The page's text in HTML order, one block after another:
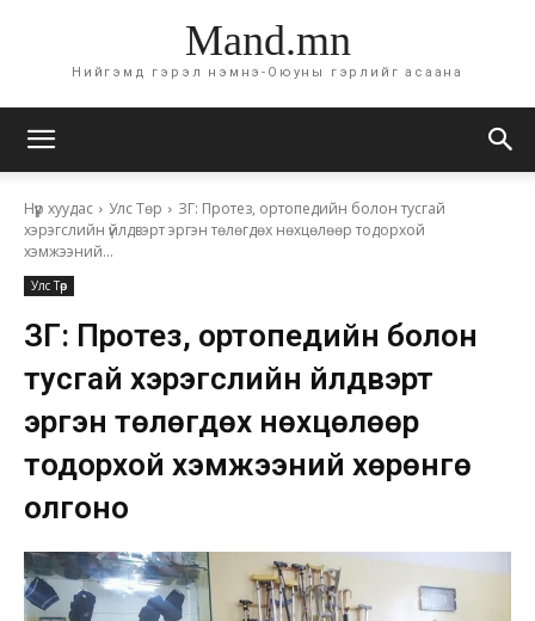
Mand.mn
Нийгэмд гэрэл нэмнэ-Оюуны гэрлийг асаана
Нүүр хуудас Улс Төр
ЗГ: Протез, ортопедийн болон тусгай
хэрэгслийн үйлдвэрт эргэн төлөгдөх нөхцөлөөр тодорхой
хэмжээний...
Улс Төр
ЗГ: Протез, ортопедийн болон
тусгай хэрэгслийн үйлдвэрт
эргэн төлөгдөх нөхцөлөөр
тодорхой хэмжээний хөрөнгө
олгоно